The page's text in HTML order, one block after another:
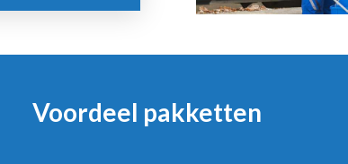
Voordeel pakketten